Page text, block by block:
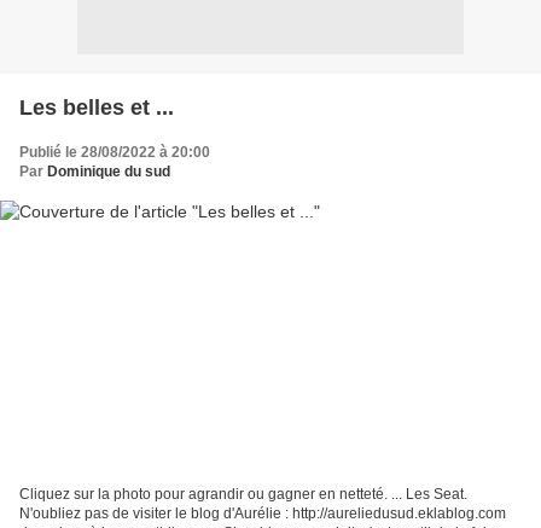
Les belles et ...
Publié le 28/08/2022 à 20:00
Par Dominique du sud
Cliquez sur la photo pour agrandir ou gagner en netteté. ... Les Seat.
N'oubliez pas de visiter le blog d'Aurélie : http://aureliedusud.eklablog.com